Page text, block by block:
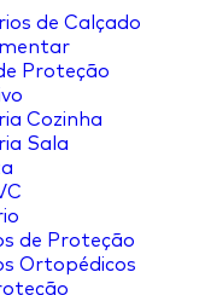
de Calçado
Proteção
Cozinha
Sala
de Proteção
Ortopédicos